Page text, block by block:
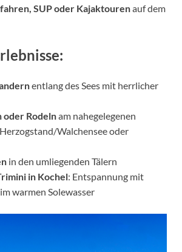
SUP oder Kajaktourenauf dem
entlang des Sees mit herrlicher
oder Rodelnam nahegelegenen
Walchensee oder
in den umliegenden Tälern
in Kochel: Entspannung mit
warmen Solewasser